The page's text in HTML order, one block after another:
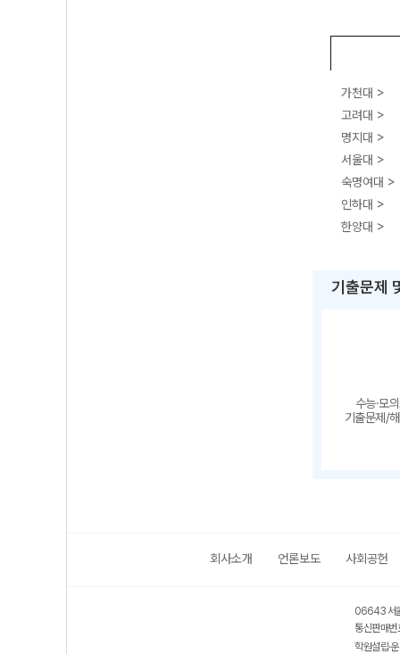
가천대 >
고려대 >
명지대 >
서울대 >
숙명여대 >
인하대 >
한양대 >
기출문제
수능·모
기출문제/
회사소개 언론보도 사회공헌
06643 서
통신판매
학원설립·